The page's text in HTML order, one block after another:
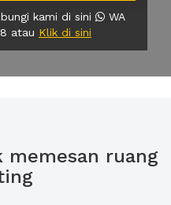
kami di sini
WA
atau Klik di sini
memesan ruang